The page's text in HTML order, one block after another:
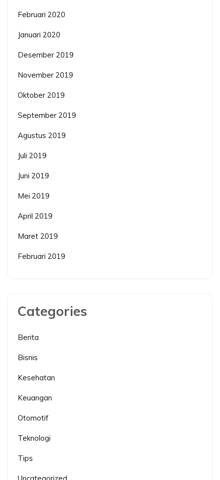
Februari 2020
Januari 2020
Desember 2019
November 2019
Oktober 2019
September 2019
Agustus 2019
Juli 2019
Juni 2019
Mei 2019
April 2019
Maret 2019
Februari 2019
Categories
Berita
Bisnis
Kesehatan
Keuangan
Otomotif
Teknologi
Tips
Uncategorized